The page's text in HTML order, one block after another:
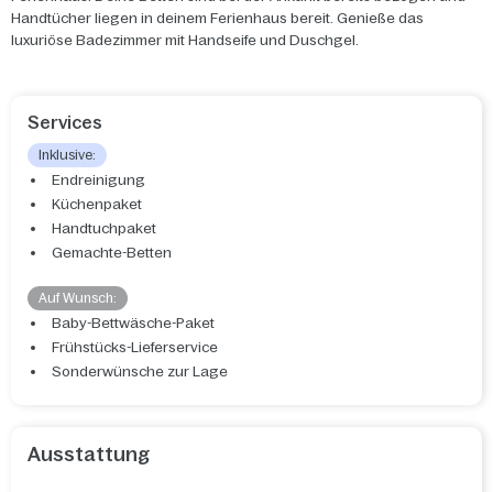
Handtücher liegen in deinem Ferienhaus bereit. Genieße das
luxuriöse Badezimmer mit Handseife und Duschgel.
Services
Inklusive:
Endreinigung
Küchenpaket
Handtuchpaket
Gemachte-Betten
Auf Wunsch:
Baby-Bettwäsche-Paket
Frühstücks-Lieferservice
Sonderwünsche zur Lage
Ausstattung